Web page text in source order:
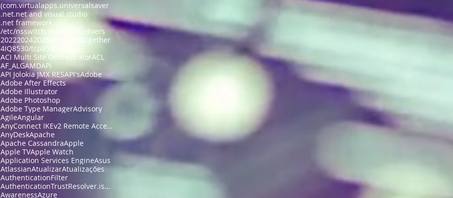
(com.virtualapps.universalsaver
.net.net and visual studio
.net framework
/etc/nsswitch.conf
/etc/sudoers
202220242026-26127
2gether
4IQ8530/tcp8531/tcp
ACI Multi Site OrchestratorACL
AF_ALGAMDAPI
API Jolokia JMX RESAPI'sAdobe
Adobe After Effects
Adobe Illustrator
Adobe Photoshop
Adobe Type ManagerAdvisory
AgileAngular
AnyConnect IKEv2 Remote Access
AnyDeskApache
Apache CassandraApple
Apple TVApple Watch
Application Services EngineAsus
AtlassianAtualizarAtualizações
AuthenticationFilter
AuthenticationTrustResolver.isFullyAuthenticated
AwarenessAzure